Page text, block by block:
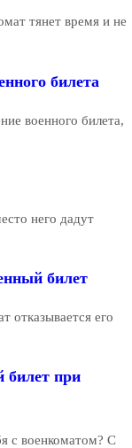
тянет время и не
билета
военного билета,
него дадут
билет
отказывается его
билет при
с военкоматом? С